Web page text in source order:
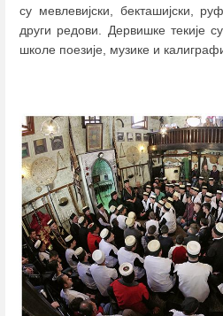
су мевлевијски, бекташијски,
други редови. Дервишке текије
школе поезије, музике и